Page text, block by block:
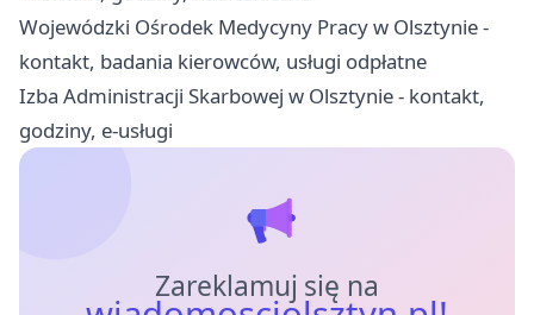
Wojewódzki Ośrodek Medycyny Pracy w Olsztynie -
kontakt, badania kierowców, usługi odpłatne
Izba Administracji Skarbowej w Olsztynie - kontakt,
godziny, e-usługi
Zareklamuj się na